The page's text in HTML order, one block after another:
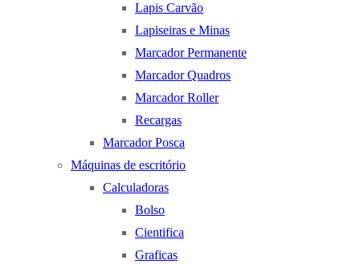
Lapis Carvão
Lapiseiras e Minas
Marcador Permanente
Marcador Quadros
Marcador Roller
Recargas
Marcador Posca
Máquinas de escritório
Calculadoras
Bolso
Cientifica
Graficas